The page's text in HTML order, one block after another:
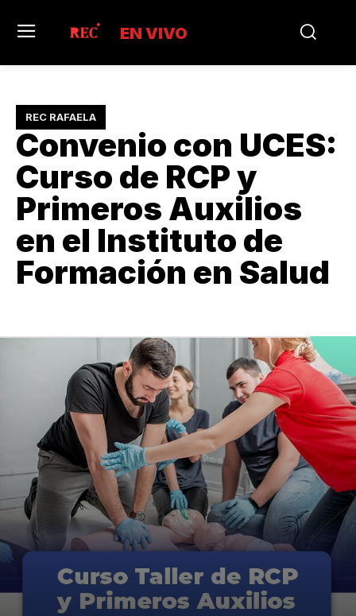
EN VIVO
REC RAFAELA
Convenio con UCES:
Curso de RCP y
Primeros Auxilios
en el Instituto de
Formación en Salud